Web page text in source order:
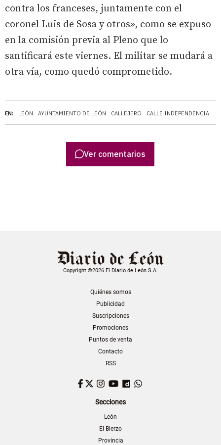
EN: LEÓN AYUNTAMIENTO DE LEÓN CALLEJERO CALLE INDEPENDENCIA
contra los franceses, juntamente con el
coronel Luis de Sosa y otros», como se expuso
en la comisión previa al Pleno que lo
santificará este viernes. El militar se mudará a
otra vía, como quedó comprometido.
Ver comentarios
Copyright ©2026 El Diario de León S.A.
Quiénes somos
Publicidad
Suscripciones
Promociones
Puntos de venta
Contacto
RSS
Facebook
TwitterInstagram
YouTubeDailymotion
Secciones
León
El Bierzo
Provincia